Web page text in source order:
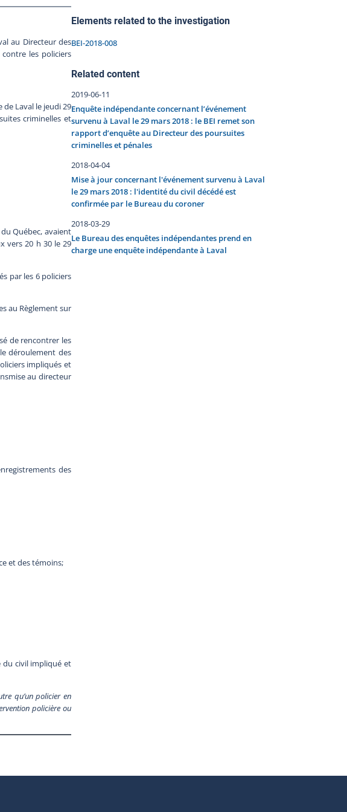
au Directeur des
les policiers
de Laval le jeudi 29
criminelles et
Québec, avaient
vers 20 h 30 le 29
par les 6 policiers
au Règlement sur
de rencontrer les
déroulement des
impliqués et
au directeur
des
et des témoins;
du civil impliqué et
qu’un policier en
policière ou
Elements related to the investigation
BEI-2018-008
Related content
2019-06-11
Enquête indépendante concernant l’événement
survenu à Laval le 29 mars 2018 : le BEI remet son
rapport d’enquête au Directeur des poursuites
criminelles et pénales
2018-04-04
Mise à jour concernant l'événement survenu à Laval
le 29 mars 2018 : l'identité du civil décédé est
confirmée par le Bureau du coroner
2018-03-29
Le Bureau des enquêtes indépendantes prend en
charge une enquête indépendante à Laval